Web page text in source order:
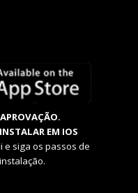
EM IOS
e siga os passos de
instalação.